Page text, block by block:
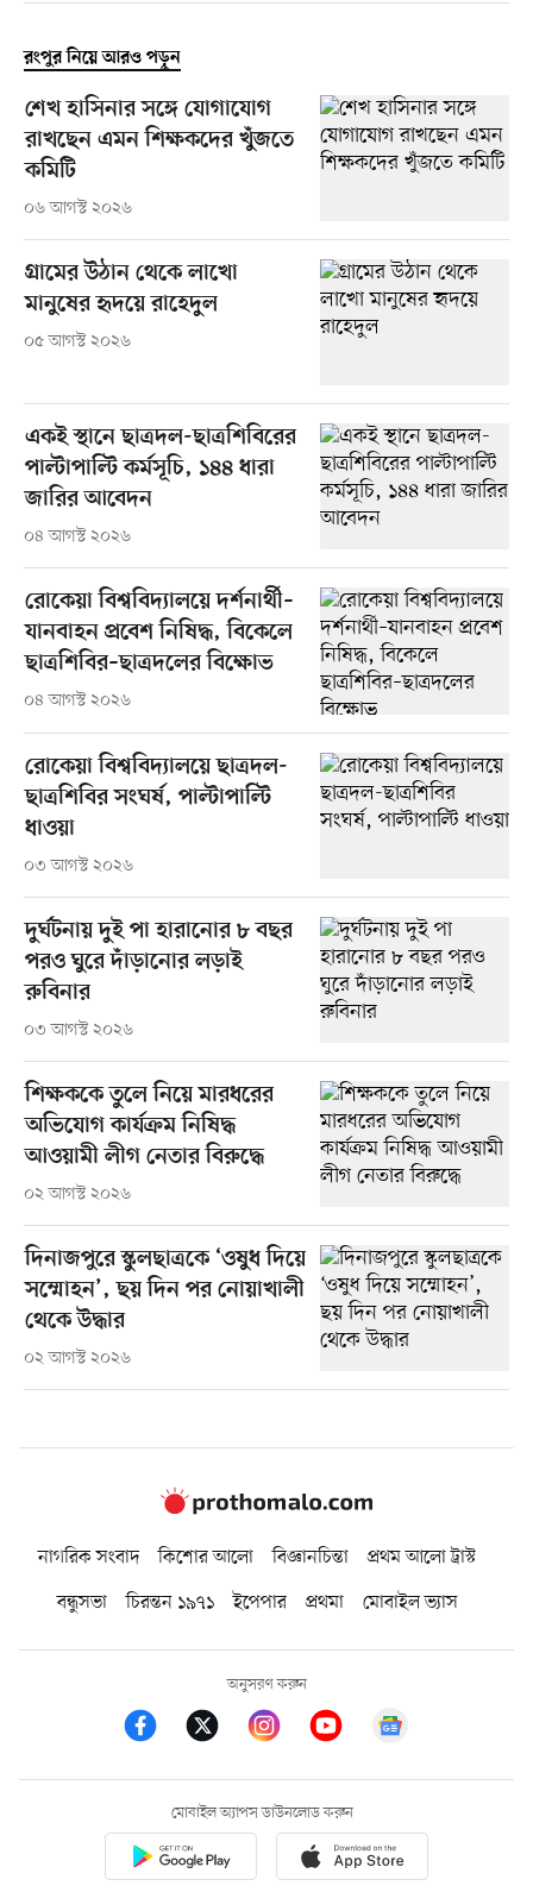
রংপুর নিয়ে আরও পড়ুন
শেখ হাসিনার সঙ্গে যোগাযোগ
রাখছেন এমন শিক্ষকদের খুঁজতে
কমিটি
০৬ আগস্ট ২০২৬
গ্রামের উঠান থেকে লাখো
মানুষের হৃদয়ে রাহেদুল
০৫ আগস্ট ২০২৬
একই স্থানে ছাত্রদল-ছাত্রশিবিরের
পাল্টাপাল্টি কর্মসূচি, ১৪৪ ধারা
জারির আবেদন
০৪ আগস্ট ২০২৬
রোকেয়া বিশ্ববিদ্যালয়ে দর্শনার্থী–
যানবাহন প্রবেশ নিষিদ্ধ, বিকেলে
ছাত্রশিবির–ছাত্রদলের বিক্ষোভ
০৪ আগস্ট ২০২৬
রোকেয়া বিশ্ববিদ্যালয়ে ছাত্রদল-
ছাত্রশিবির সংঘর্ষ, পাল্টাপাল্টি
ধাওয়া
০৩ আগস্ট ২০২৬
দুর্ঘটনায় দুই পা হারানোর ৮ বছর
পরও ঘুরে দাঁড়ানোর লড়াই
রুবিনার
০৩ আগস্ট ২০২৬
শিক্ষককে তুলে নিয়ে মারধরের
অভিযোগ কার্যক্রম নিষিদ্ধ
আওয়ামী লীগ নেতার বিরুদ্ধে
০২ আগস্ট ২০২৬
দিনাজপুরে স্কুলছাত্রকে ‘ওষুধ দিয়ে
সম্মোহন’, ছয় দিন পর নোয়াখালী
থেকে উদ্ধার
০২ আগস্ট ২০২৬
নাগরিক সংবাদ কিশোর আলো বিজ্ঞানচিন্তা
প্রথম আলো ট্রাস্ট
বন্ধুসভা
চিরন্তন ১৯৭১ ইপেপার প্রথমা মোবাইল ভ্যাস
অনুসরণ করুন
মোবাইল অ্যাপস ডাউনলোড করুন